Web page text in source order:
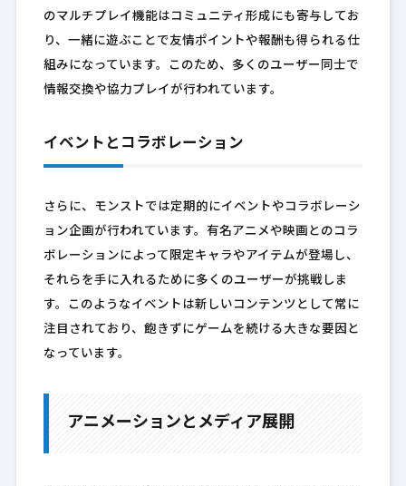
のマルチプレイ機能はコミュニティ形成にも寄与してお
り、一緒に遊ぶことで友情ポイントや報酬も得られる仕
組みになっています。このため、多くのユーザー同士で
情報交換や協力プレイが行われています。
イベントとコラボレーション
さらに、モンストでは定期的にイベントやコラボレーシ
ョン企画が行われています。有名アニメや映画とのコラ
ボレーションによって限定キャラやアイテムが登場し、
それらを手に入れるために多くのユーザーが挑戦しま
す。このようなイベントは新しいコンテンツとして常に
注目されており、飽きずにゲームを続ける大きな要因と
なっています。
アニメーションとメディア展開